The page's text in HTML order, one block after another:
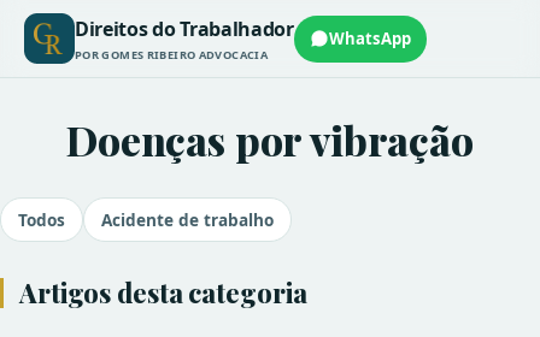
Direitos do Trabalhador
POR GOMES RIBEIRO ADVOCACIA
WhatsApp
Doenças por vibração
Todos Acidente de trabalho
Artigos desta categoria